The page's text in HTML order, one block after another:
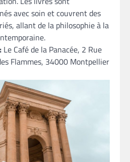
avec soin et couvrent des
allant de la philosophie à la
Le Café de la Panacée, 2 Rue
Flammes, 34000 Montpellier